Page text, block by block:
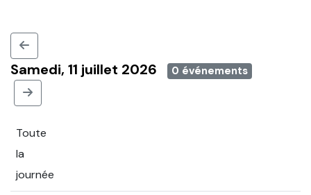
Samedi, 11 juillet 2026 0 événements
Toute
la
journée